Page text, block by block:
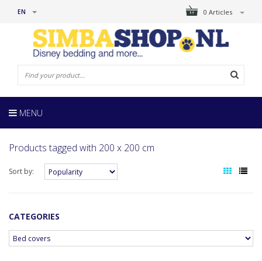
0 Articles
EN
MENU
Products tagged with 200 x 200 cm
Sort by:
CATEGORIES